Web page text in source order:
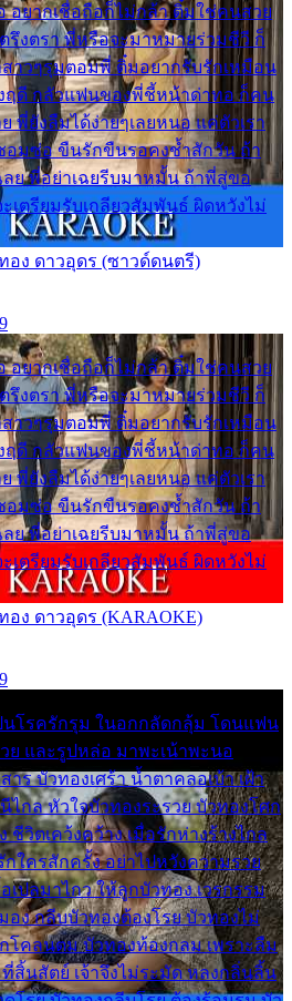
อยากเชื่อถือก็ไม่กล้า ติ๋มใช่คนสวย
รึงตรา พี่หรือจะมาหมายร่วมชีวี ก็
าวๆรุมตอมพี่ ติ๋มอยากรับรักเหมือน
ฤดี กลัวแฟนของพี่ชี้หน้าด่าทอ ก็คน
พี่ยังลืมได้ง่ายๆเลยหนอ แค่ตัวเรา
อมซ่อ ขืนรักขืนรอคงช้ำสักวัน ถ้า
ลย พี่อย่าเฉยรีบมาหมั้น ถ้าพี่สู่ขอ
เตรียมรับเกลียวสัมพันธ์ ผิดหวังไม่
ง ดาวอุดร (ซาวด์ดนตรี)
อยากเชื่อถือก็ไม่กล้า ติ๋มใช่คนสวย
รึงตรา พี่หรือจะมาหมายร่วมชีวี ก็
าวๆรุมตอมพี่ ติ๋มอยากรับรักเหมือน
ฤดี กลัวแฟนของพี่ชี้หน้าด่าทอ ก็คน
พี่ยังลืมได้ง่ายๆเลยหนอ แค่ตัวเรา
อมซ่อ ขืนรักขืนรอคงช้ำสักวัน ถ้า
ลย พี่อย่าเฉยรีบมาหมั้น ถ้าพี่สู่ขอ
เตรียมรับเกลียวสัมพันธ์ ผิดหวังไม่
ง ดาวอุดร (KARAOKE)
นโรครักรุม ในอกกลัดกลุ้ม โดนแฟน
ย และรูปหล่อ มาพะเน้าพะนอ
าร บัวทองเศร้า น้ำตาคลอเบ้า เฝ้า
กล หัวใจบัวทองระรวย บัวทองโศก
ชีวิตเคว้งคว้าง เมื่อรักห่างร้างไกล
ใครสักครั้ง อย่าไปหวังความรวย
เปลมาไกว ให้ลูกบัวทอง เวรกรรม
อง กลีบบัวทองต้องโรย บัวทองไม่
โคลนตม บัวทองท้องกลม เพราะลืม
สิ้นสัตย์ เจ้าจึงไม่ระมัด หลงกลิ่นลิ้น